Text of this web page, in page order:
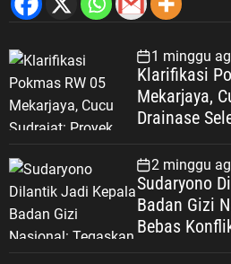
1 minggu
Klarifikasi
Mekarjaya,
Drainase
2 minggu
Sudaryono
Badan Gizi
Bebas